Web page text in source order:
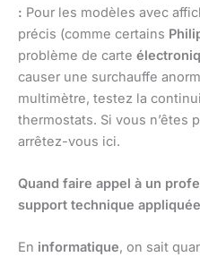
: Pour les modèles avec
précis (comme certains
problème de carte
causer une surchauffe
multimètre, testez la
thermostats. Si vous n’êtes
arrêtez-vous ici.
Quand faire appel à un
support technique
En informatique, on sait